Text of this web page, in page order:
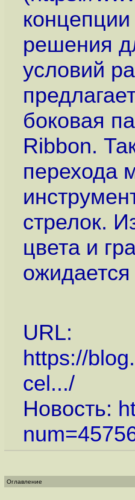
решения
условий
боковая
Ribbon.
перехода
стрелок.
цвета и
URL:
https://
cel.../
Новость:
Оглавление